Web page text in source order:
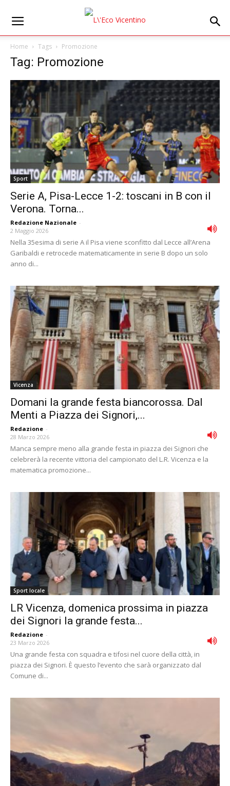
Home Tags Promozione
Tag: Promozione
Sport
Serie A, Pisa-Lecce 1-2: toscani in B con il
Verona. Torna...
Redazione Nazionale -
2 Maggio 2026
Nella 35esima di serie A il Pisa viene sconfitto dal Lecce all’Arena
Garibaldi e retrocede matematicamente in serie B dopo un solo
anno di...
Vicenza
Domani la grande festa biancorossa. Dal
Menti a Piazza dei Signori,...
Redazione -
28 Marzo 2026
Manca sempre meno alla grande festa in piazza dei Signori che
celebrerà la recente vittoria del campionato del L.R. Vicenza e la
matematica promozione...
Sport locale
LR Vicenza, domenica prossima in piazza
dei Signori la grande festa...
Redazione -
23 Marzo 2026
Una grande festa con squadra e tifosi nel cuore della città, in
piazza dei Signori. È questo l’evento che sarà organizzato dal
Comune di...